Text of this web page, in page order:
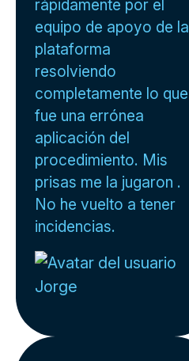
rápidamente por el
equipo de apoyo de la
plataforma
resolviendo
completamente lo que
fue una errónea
aplicación del
procedimiento. Mis
prisas me la jugaron .
No he vuelto a tener
incidencias.
Jorge